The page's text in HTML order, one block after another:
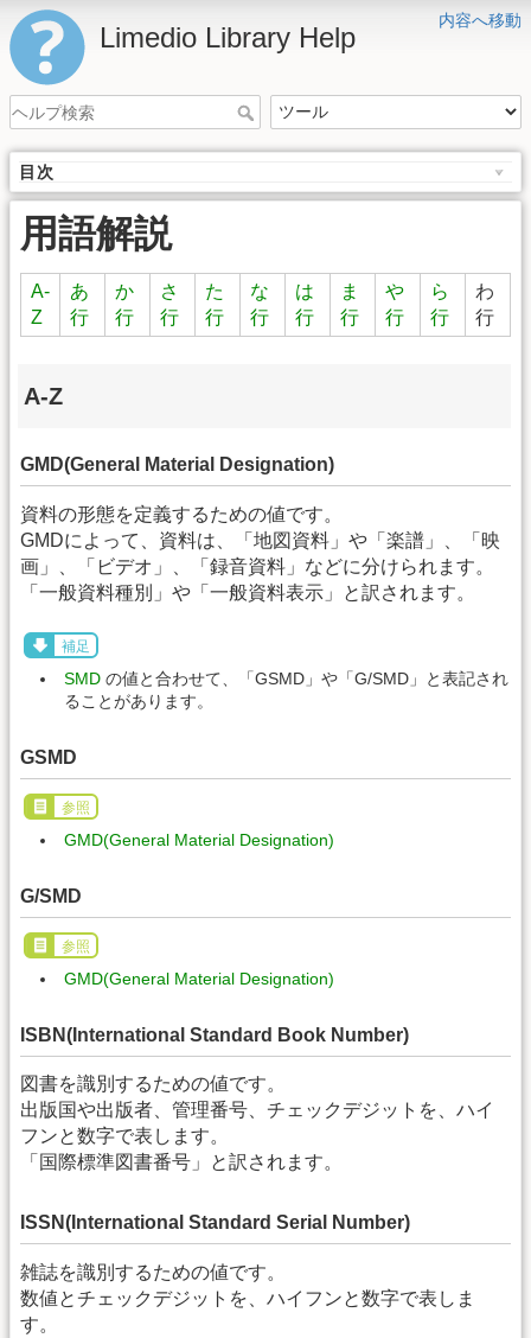
内容へ移動
Limedio Library Help
目次
用語解説
A-
Z
あ
行
か
行
さ
行
た
行
な
行
は
行
ま
行
や
行
ら
行
わ
行
A-Z
GMD(General Material Designation)
資料の形態を定義するための値です。
GMDによって、資料は、「地図資料」や「楽譜」、「映
画」、「ビデオ」、「録音資料」などに分けられます。
「一般資料種別」や「一般資料表示」と訳されます。
補足
SMD の値と合わせて、「GSMD」や「G/SMD」と表記され
ることがあります。
GSMD
参照
GMD(General Material Designation)
G/SMD
参照
GMD(General Material Designation)
ISBN(International Standard Book Number)
図書を識別するための値です。
出版国や出版者、管理番号、チェックデジットを、ハイ
フンと数字で表します。
「国際標準図書番号」と訳されます。
ISSN(International Standard Serial Number)
雑誌を識別するための値です。
数値とチェックデジットを、ハイフンと数字で表しま
す。